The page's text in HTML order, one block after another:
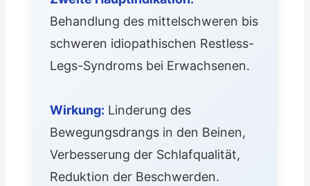
Behandlung des mittelschweren bis
schweren idiopathischen Restless-
Legs-Syndroms bei Erwachsenen.
Wirkung: Linderung des
Bewegungsdrangs in den Beinen,
Verbesserung der Schlafqualität,
Reduktion der Beschwerden.